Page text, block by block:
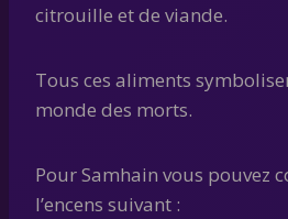
citrouille et de viande.
Tous ces aliments
monde des morts.
Pour Samhain vous pouvez
l’encens suivant :